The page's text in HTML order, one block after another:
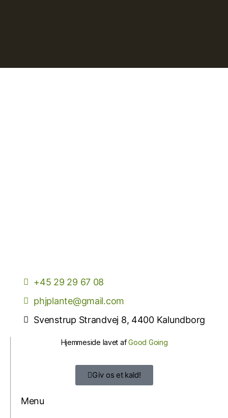
+45 29 29 67 08
phjplante@gmail.com
Svenstrup Strandvej 8, 4400 Kalundborg
Hjemmeside lavet afGood Going
Giv os et kald!
Menu